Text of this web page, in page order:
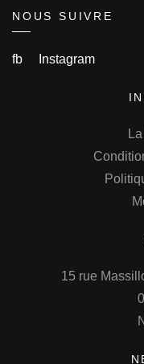
NOUS SUIVRE
fb Instagram
15 rue